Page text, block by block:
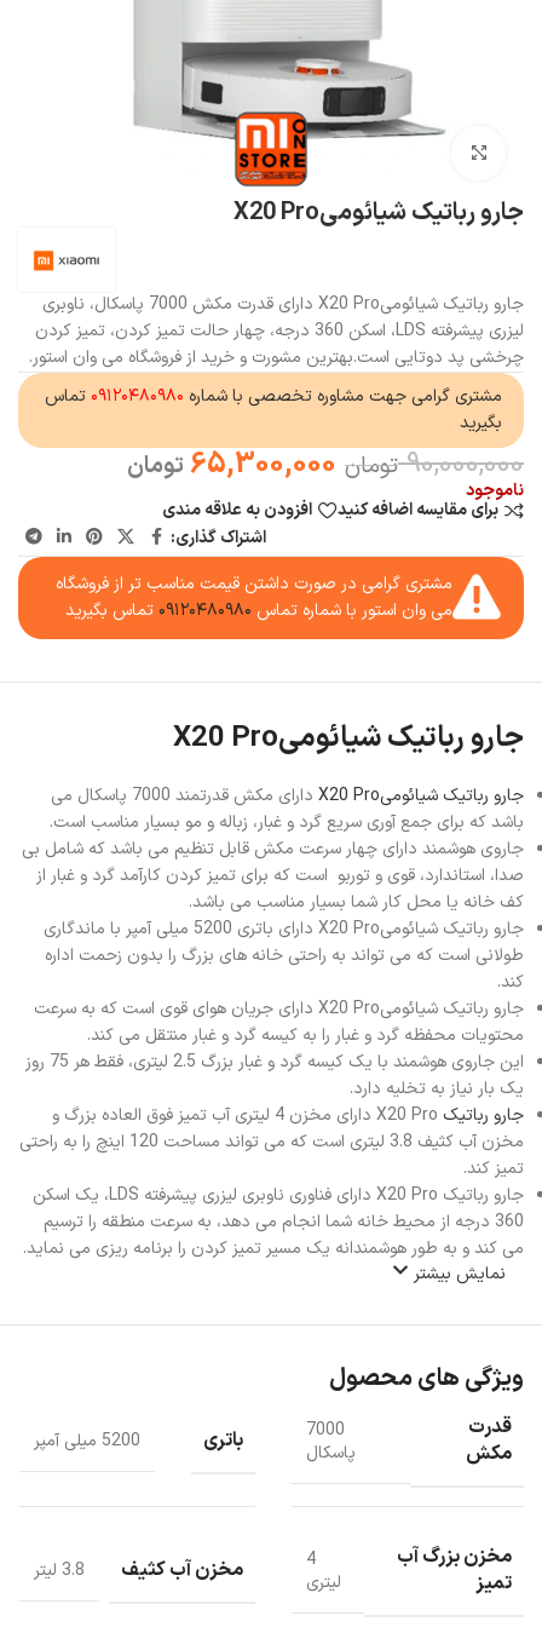
جارو رباتیک شیائومیX20 Pro
جارو رباتیک شیائومیX20 Pro دارای قدرت مکش 7000 پاسکال، ناوبری
لیزری پیشرفته LDS، اسکن 360 درجه، چهار حالت تمیز کردن، تمیز کردن
چرخشی پد دوتایی است.بهترین مشورت و خرید از فروشگاه می وان استور.
مشتری گرامی جهت مشاوره تخصصی با شماره ۰۹۱۲۰۴۸۰۹۸۰ تماس
بگیرید
90,000,000 تومان 65,300,000 تومان
ناموجود
برای مقایسه اضافه کنید
افزودن به علاقه مندی
اشتراک گذاری:
مشتری گرامی در صورت داشتن قیمت مناسب تر از فروشگاه
می وان استور با شماره تماس ۰۹۱۲۰۴۸۰۹۸۰ تماس بگیرید
جارو رباتیک شیائومیX20 Pro
جارو رباتیک شیائومیX20 Pro
دارای مکش قدرتمند 7000 پاسکال می
باشد که برای جمع آوری سریع گرد و غبار، زباله و مو بسیار مناسب است.
جاروی هوشمند دارای چهار سرعت مکش قابل تنظیم می باشد که شامل بی
صدا، استاندارد، قوی و توربو است که برای تمیز کردن کارآمد گرد و غبار از
کف خانه یا محل کار شما بسیار مناسب می باشد.
جارو رباتیک شیائومیX20 Pro دارای باتری 5200 میلی آمپر با ماندگاری
طولانی است که می تواند به راحتی خانه های بزرگ را بدون زحمت اداره
کند.
جارو رباتیک شیائومیX20 Pro دارای جریان هوای قوی است که به سرعت
محتویات محفظه گرد و غبار را به کیسه گرد و غبار منتقل می کند.
این جاروی هوشمند با یک کیسه گرد و غبار بزرگ 2.5 لیتری، فقط هر 75 روز
یک بار نیاز به تخلیه دارد.
جارو رباتیک
X20 Pro دارای مخزن 4 لیتری آب تمیز فوق العاده بزرگ و
مخزن آب کثیف 3.8 لیتری است که می تواند مساحت 120 اینچ را به راحتی
تمیز کند.
جارو رباتیک X20 Pro دارای فناوری ناوبری لیزری پیشرفته LDS، یک اسکن
360 درجه از محیط خانه شما انجام می دهد، به سرعت منطقه را ترسیم
می کند و به طور هوشمندانه یک مسیر تمیز کردن را برنامه ریزی می نماید.
نمایش بیشتر
ویژگی های محصول
قدرت
مکش
7000
پاسکال
باتری 5200 میلی آمپر
مخزن بزرگ آب
تمیز
4
لیتری
مخزن آب کثیف 3.8 لیتر